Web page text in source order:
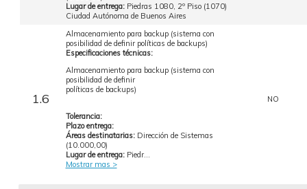
Lugar de entrega: Piedras 1080, 2º Piso (1070)
Ciudad Autónoma de Buenos Aires
1.6
Almacenamiento para backup (sistema con
posibilidad de definir políticas de backups)
Especificaciones técnicas:
Almacenamiento para backup (sistema con
posibilidad de definir
políticas de backups)
Tolerancia:
Plazo entrega:
Áreas destinatarias: Dirección de Sistemas
(10.000,00)
Lugar de entrega: Piedr...
Mostrar mas >
NO